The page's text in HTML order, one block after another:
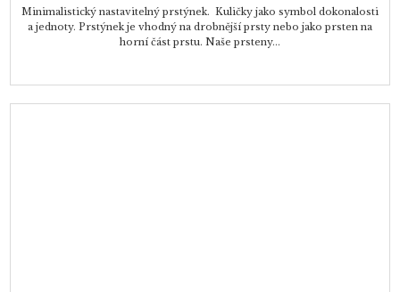
Minimalistický nastavitelný prstýnek. Kuličky jako symbol dokonalosti
a jednoty. Prstýnek je vhodný na drobnější prsty nebo jako prsten na
horní část prstu. Naše prsteny...